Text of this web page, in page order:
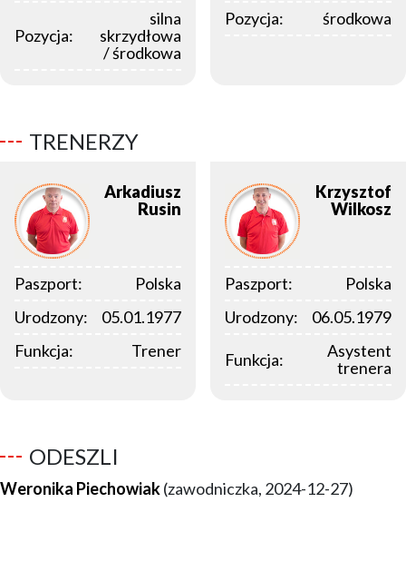
Pozycja:
silna
skrzydłowa
/ środkowa
Pozycja:
środkowa
TRENERZY
Arkadiusz
Rusin
Paszport:
Polska
Urodzony:
05.01.1977
Funkcja:
Trener
Krzysztof
Wilkosz
Paszport:
Polska
Urodzony:
06.05.1979
Funkcja:
Asystent
trenera
ODESZLI
Weronika Piechowiak(zawodniczka, 2024-12-27)